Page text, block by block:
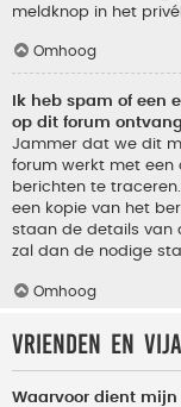
meldknop in het
Omhoog
Ik heb spam of
op dit forum
Jammer dat we dit
forum werkt met een
berichten te
een kopie van het
staan de details van
zal dan de nodige
Omhoog
Vrienden en
Waarvoor dient